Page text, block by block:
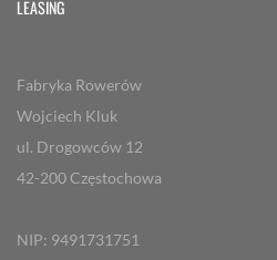
LEASING
Fabryka Rowerów
Wojciech Kluk
ul. Drogowców 12
42-200 Częstochowa
NIP: 9491731751